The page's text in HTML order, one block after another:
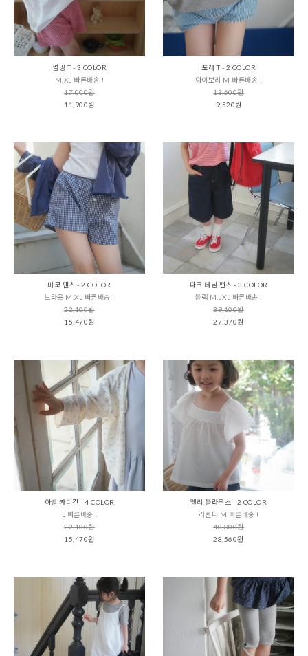
썸띵 T - 3 COLOR
M,XL 빠른배송 !
17,000원
11,900원
포레 T - 2 COLOR
아이보리 M 빠른배송 !
13,600원
9,520원
미코 팬츠 - 2 COLOR
브라운 M,XL 빠른배송 !
22,100원
15,470원
파크 데님 팬츠 - 3 COLOR
블랙 M,JXL 빠른배송 !
39,100원
27,370원
아벨 카디건 - 4 COLOR
L 빠른배송 !
22,100원
15,470원
엘리 블라우스 - 2 COLOR
라벤더 M 빠른배송 !
40,800원
28,560원